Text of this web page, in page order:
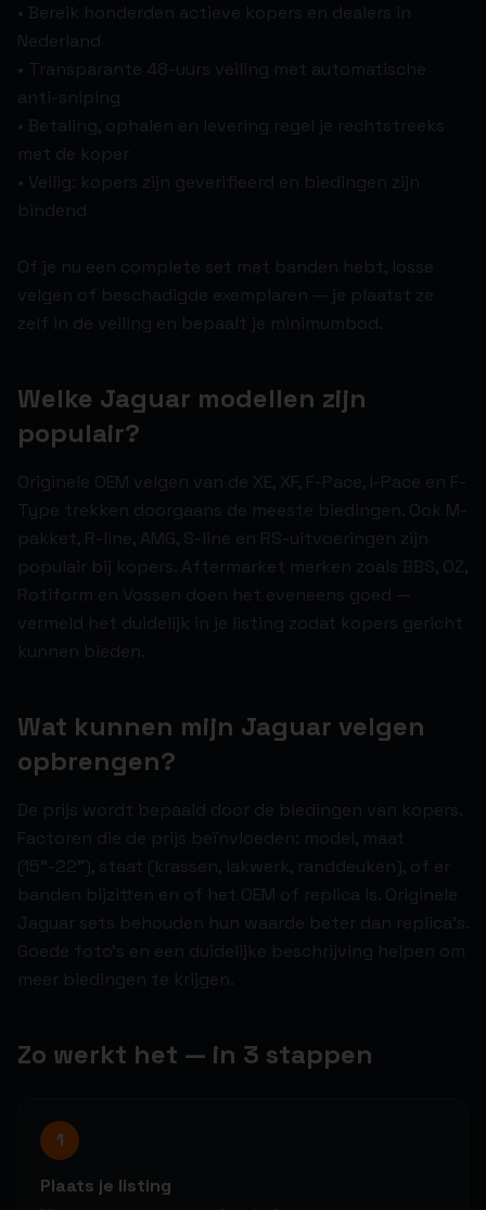
• Bereik honderden actieve kopers en dealers in
Nederland
• Transparante 48-uurs veiling met automatische
anti-sniping
• Betaling, ophalen en levering regel je rechtstreeks
met de koper
• Veilig: kopers zijn geverifieerd en biedingen zijn
bindend
Of je nu een complete set met banden hebt, losse
velgen of beschadigde exemplaren — je plaatst ze
zelf in de veiling en bepaalt je minimumbod.
Welke Jaguar modellen zijn
populair?
Originele OEM velgen van de XE, XF, F-Pace, I-Pace en F-
Type trekken doorgaans de meeste biedingen. Ook M-
pakket, R-line, AMG, S-line en RS-uitvoeringen zijn
populair bij kopers. Aftermarket merken zoals BBS, OZ,
Rotiform en Vossen doen het eveneens goed —
vermeld het duidelijk in je listing zodat kopers gericht
kunnen bieden.
Wat kunnen mijn Jaguar velgen
opbrengen?
De prijs wordt bepaald door de biedingen van kopers.
Factoren die de prijs beïnvloeden: model, maat
(15"-22"), staat (krassen, lakwerk, randdeuken), of er
banden bijzitten en of het OEM of replica is. Originele
Jaguar sets behouden hun waarde beter dan replica's.
Goede foto's en een duidelijke beschrijving helpen om
meer biedingen te krijgen.
Zo werkt het — in 3 stappen
1
Plaats je listing